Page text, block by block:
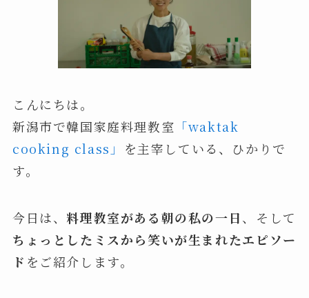
こんにちは。
新潟市で韓国家庭料理教室 「waktak
cooking class」 を主宰している、ひかりで
す。
今日は、 料理教室がある朝の私の一日、そして
ちょっとしたミスから笑いが生まれたエピソー
ド をご紹介します。